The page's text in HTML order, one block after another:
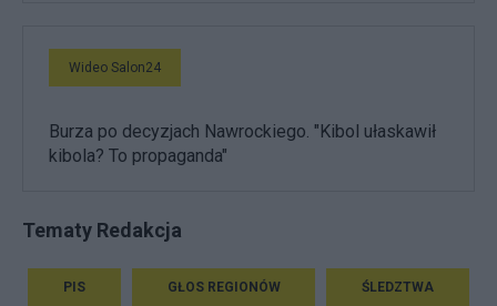
Wideo Salon24
Burza po decyzjach Nawrockiego. "Kibol ułaskawił
kibola? To propaganda"
Tematy Redakcja
PIS GŁOS REGIONÓW ŚLEDZTWA